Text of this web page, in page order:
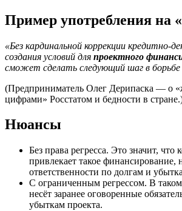
Пример употребления на
«Без кардинальной коррекции кредитно-
создания условий для проектного
сможет сделать следующий шаг в
(Предприниматель Олег Дерипаска — о
цифрами» Росстатом и бедности в
Нюансы
Без права регресса. Это значит, что
привлекает такое финансирование,
ответственности по долгам и
С ограниченным регрессом. В
несёт заранее оговоренные
убыткам проекта.